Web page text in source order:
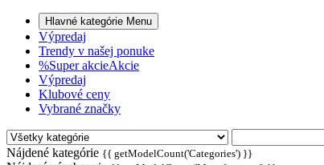
Hlavné kategórie Menu
Výpredaj
Trendy v našej ponuke
%Super akcieAkcie
Výpredaj
Klubové ceny
Vybrané značky
Nájdené kategórie {{ getModelCount('Categories') }}